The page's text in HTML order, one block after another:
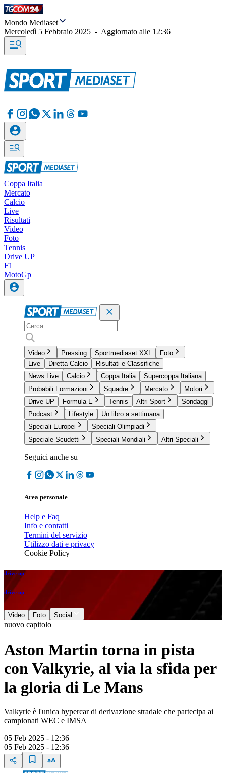
Mondo Mediaset
Mercoledì 5 Febbraio 2025 - Aggiornato alle 12:36
Coppa Italia
Mercato
Calcio
Live
Risultati
Video
Foto
Tennis
Drive UP
F1
MotoGp
Video Pressing Sportmediaset XXL
Foto
Live
Diretta Calcio
Risultati e Classifiche
News Live
Calcio Coppa Italia
Supercoppa Italiana
Probabili Formazioni
Squadre Mercato
Motori
Drive UP
Formula E Tennis Altri Sport
Sondaggi
Podcast
Lifestyle
Un libro a settimana
Speciali Europei
Speciali Olimpiadi
Speciale Scudetti
Speciali Mondiali Altri Speciali
Seguici anche su
Area personale
Help e Faq
Info e contatti
Termini del servizio
Utilizzo dati e privacy
Cookie Policy
drive up
drive up
Video Foto Social
nuovo capitolo
Aston Martin torna in pista
con Valkyrie, al via la sfida per
la gloria di Le Mans
Valkyrie è l'unica hypercar di derivazione stradale che partecipa ai
campionati WEC e IMSA
05 Feb 2025 - 12:36
05 Feb 2025 - 12:36